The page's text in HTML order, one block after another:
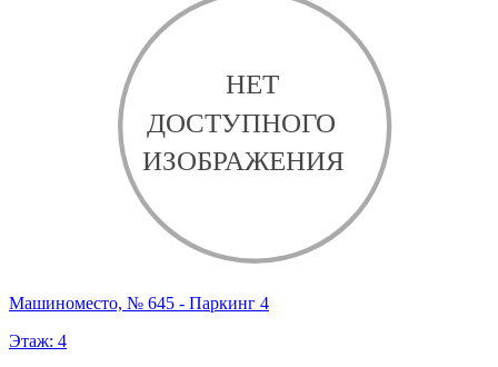
Машиноместо, № 645 - Паркинг 4
Этаж: 4